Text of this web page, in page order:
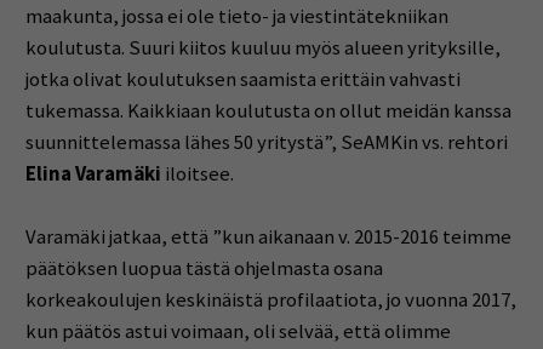
maakunta, jossa ei ole tieto- ja viestintätekniikan
koulutusta. Suuri kiitos kuuluu myös alueen yrityksille,
jotka olivat koulutuksen saamista erittäin vahvasti
tukemassa. Kaikkiaan koulutusta on ollut meidän kanssa
suunnittelemassa lähes 50 yritystä”, SeAMKin vs. rehtori
Elina Varamäki iloitsee.
Varamäki jatkaa, että ”kun aikanaan v. 2015-2016 teimme
päätöksen luopua tästä ohjelmasta osana
korkeakoulujen keskinäistä profilaatiota, jo vuonna 2017,
kun päätös astui voimaan, oli selvää, että olimme